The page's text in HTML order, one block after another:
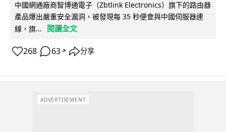
中國網通廠商智博通電子（Zbtlink Electronics）旗下的路由器
產品爆出嚴重安全漏洞，被發現每 35 秒便會與中國伺服器連
線，旗...
閱讀全文
268 63 ↗ 分享
ADVERTISEMENT